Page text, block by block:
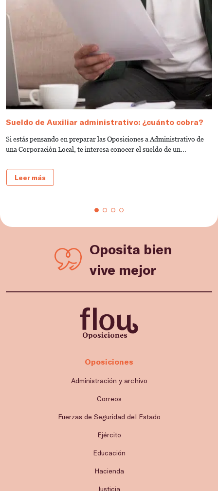
Sueldo de Auxiliar administrativo: ¿cuánto cobra?
Si estás pensando en preparar las Oposiciones a Administrativo de
una Corporación Local, te interesa conocer el sueldo de un...
Leer más
Oposita bien
vive mejor
Oposiciones
Administración y archivo
Correos
Fuerzas de Seguridad del Estado
Ejército
Educación
Hacienda
Justicia